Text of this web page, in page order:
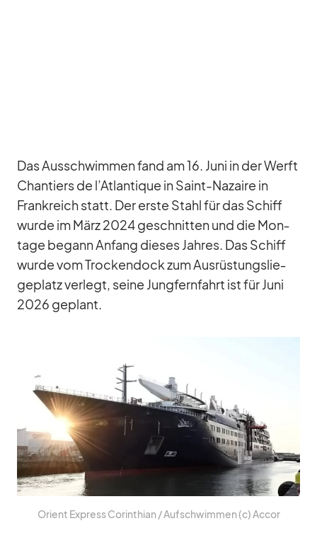
Das Aus­schwim­men fand am 16. Juni in der Werft
Chan­tiers de l’At­lan­tique in Saint-Na­zaire in
Frank­reich statt. Der erste Stahl für das Schiff
wurde im März 2024 ge­schnit­ten und die Mon­
tage be­gann An­fang die­ses Jah­res. Das Schiff
wurde vom Tro­cken­dock zum Aus­rüs­tungs­lie­
ge­platz ver­legt, seine Jung­fern­fahrt ist für Juni
2026 ge­plant.
Ori­ent Ex­press Co­rin­thian /​ Auf­schwim­men (c) Ac­cor